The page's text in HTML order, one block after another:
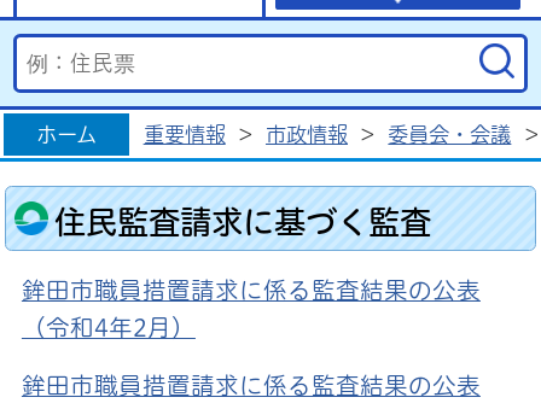
ホーム 重要情報 > 市政情報 > 委員会・会議 >
住民監査請求に基づく監査
鉾田市職員措置請求に係る監査結果の公表
（令和4年2月）
鉾田市職員措置請求に係る監査結果の公表